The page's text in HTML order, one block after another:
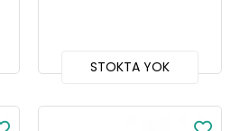
STOKTA YOK